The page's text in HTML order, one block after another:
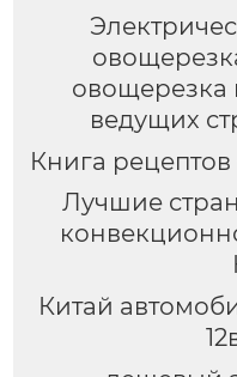
овощерезка
ведущих
Книга
Лучшие
Китай